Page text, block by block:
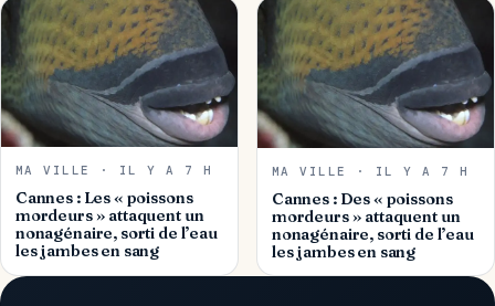
MA VILLE · IL Y A 7 H
Cannes : Les « poissons
mordeurs » attaquent un
nonagénaire, sorti de l’eau
les jambes en sang
MA VILLE · IL Y A 7 H
Cannes : Des « poissons
mordeurs » attaquent un
nonagénaire, sorti de l’eau
les jambes en sang